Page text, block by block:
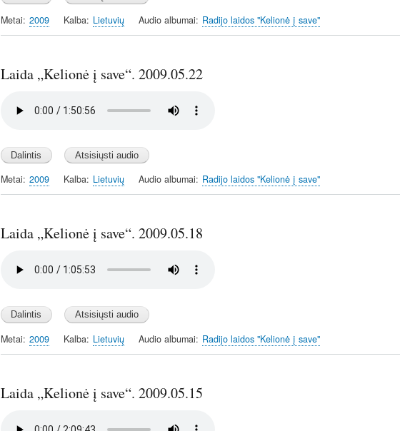
Metai 2009 Kalba Lietuvių Audio albumai Radijo laidos "Kelionė į save"
Laida „Kelionė į save“. 2009.05.22
Metai 2009 Kalba Lietuvių Audio albumai Radijo laidos "Kelionė į save"
Laida „Kelionė į save“. 2009.05.18
Metai 2009 Kalba Lietuvių Audio albumai Radijo laidos "Kelionė į save"
Laida „Kelionė į save“. 2009.05.15